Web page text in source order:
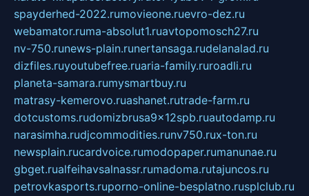
spayderhed-2022.rumovieone.ruevro-dez.ru
webamator.ruma-absolut1.ruavtopomosch27.ru
nv-750.runews-plain.runertansaga.rudelanalad.ru
dizfiles.ruyoutubefree.ruaria-family.ruroadli.ru
planeta-samara.rumysmartbuy.ru
matrasy-kemerovo.ruashanet.rutrade-farm.ru
dotcustoms.rudomizbrusa9x12spb.ruautodamp.ru
narasimha.rudjcommodities.runv750.rux-ton.ru
newsplain.rucardvoice.rumodopaper.rumanunae.ru
gbget.rualfeihavsalnassr.rumadoma.rutajuncos.ru
petrovkasports.ruporno-online-besplatno.rusplclub.ru